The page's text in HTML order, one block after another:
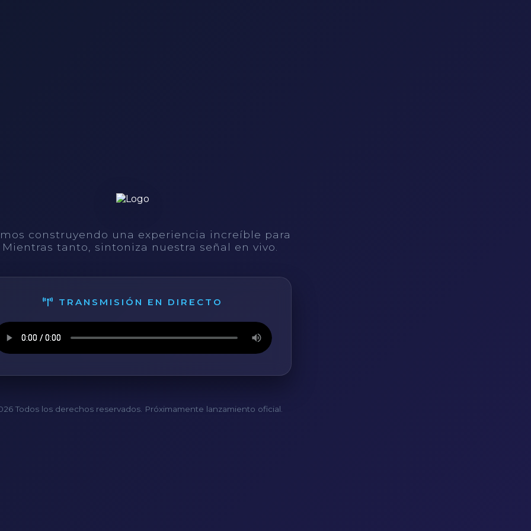
construyendo una experiencia increíble para
tanto, sintoniza nuestra señal en vivo.
TRANSMISIÓN EN DIRECTO
Todos los derechos reservados. Próximamente lanzamiento oficial.